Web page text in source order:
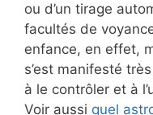
ou d’un tirage
facultés de
enfance, en effet,
s’est manifesté
à le contrôler et à
Voir aussi quel